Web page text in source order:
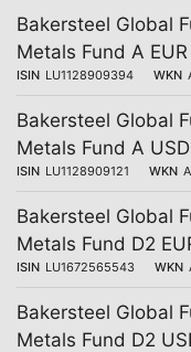
Bakersteel Global
Metals Fund A EUR
ISIN LU1128909394 WKN
Bakersteel Global
Metals Fund A USD
ISIN LU1128909121 WKN
Bakersteel Global
Metals Fund D2
ISIN LU1672565543 WKN
Bakersteel Global
Metals Fund D2